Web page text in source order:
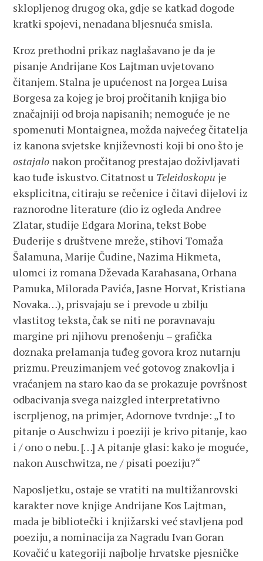
sklopljenog drugog oka, gdje se katkad dogode
kratki spojevi, nenadana bljesnuća smisla.
Kroz prethodni prikaz naglašavano je da je
pisanje Andrijane Kos Lajtman uvjetovano
čitanjem. Stalna je upućenost na Jorgea Luisa
Borgesa za kojeg je broj pročitanih knjiga bio
značajniji od broja napisanih; nemoguće je ne
spomenuti Montaignea, možda najvećeg čitatelja
iz kanona svjetske književnosti koji bi ono što je
ostajalo nakon pročitanog prestajao doživljavati
kao tuđe iskustvo. Citatnost u Teleidoskopu je
eksplicitna, citiraju se rečenice i čitavi dijelovi iz
raznorodne literature (dio iz ogleda Andree
Zlatar, studije Edgara Morina, tekst Bobe
Đuderije s društvene mreže, stihovi Tomaža
Šalamuna, Marije Čudine, Nazima Hikmeta,
ulomci iz romana Dževada Karahasana, Orhana
Pamuka, Milorada Pavića, Jasne Horvat, Kristiana
Novaka…), prisvajaju se i prevode u zbilju
vlastitog teksta, čak se niti ne poravnavaju
margine pri njihovu prenošenju – grafička
doznaka prelamanja tuđeg govora kroz nutarnju
prizmu. Preuzimanjem već gotovog znakovlja i
vraćanjem na staro kao da se prokazuje površnost
odbacivanja svega naizgled interpretativno
iscrpljenog, na primjer, Adornove tvrdnje: „I to
pitanje o Auschwizu i poeziji je krivo pitanje, kao
i / ono o nebu. […] A pitanje glasi: kako je moguće,
nakon Auschwitza, ne / pisati poeziju?“
Naposljetku, ostaje se vratiti na multižanrovski
karakter nove knjige Andrijane Kos Lajtman,
mada je bibliotečki i knjižarski već stavljena pod
poeziju, a nominacija za Nagradu Ivan Goran
Kovačić u kategoriji najbolje hrvatske pjesničke